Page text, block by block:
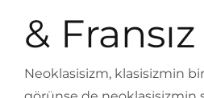
&
Neoklasisizm, klasisizmin